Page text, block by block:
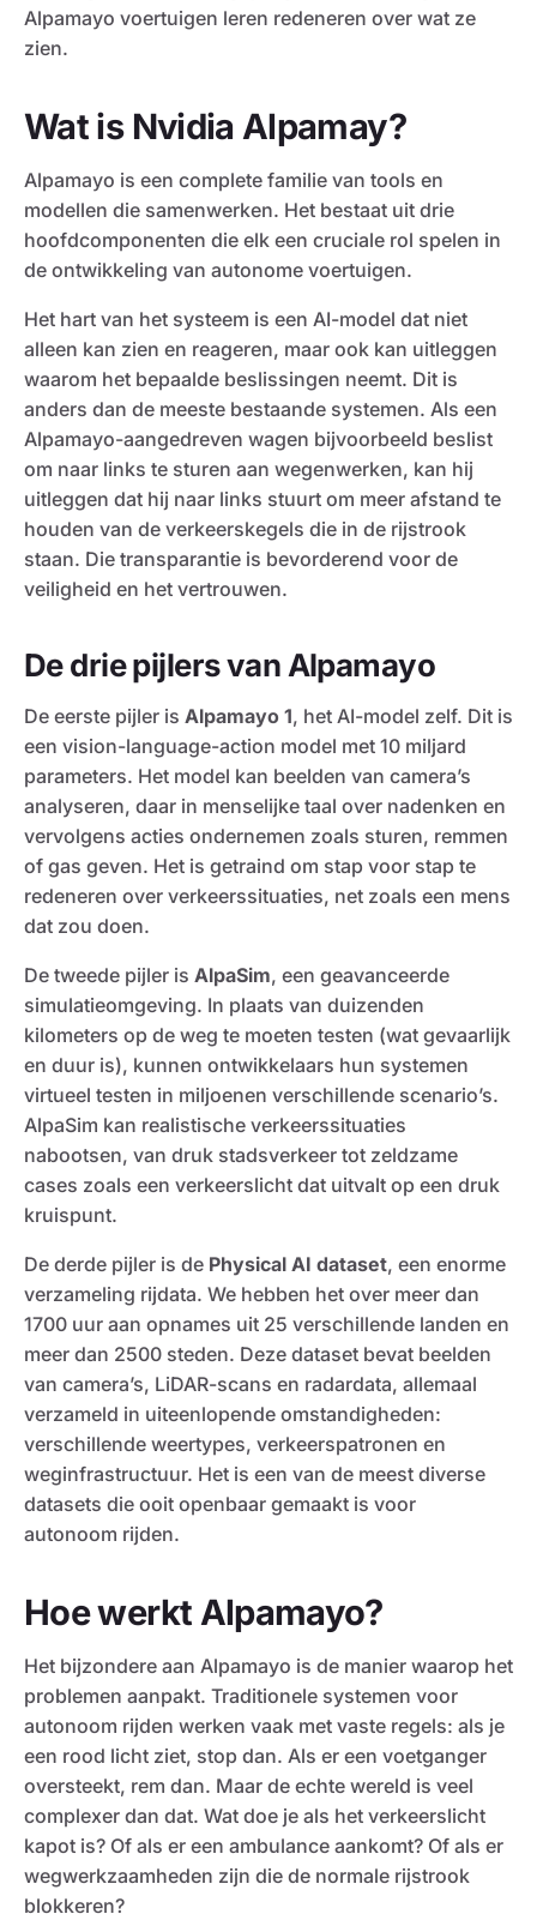
Alpamayo voertuigen leren redeneren over wat ze
zien.
Wat is Nvidia Alpamay?
Alpamayo is een complete familie van tools en
modellen die samenwerken. Het bestaat uit drie
hoofdcomponenten die elk een cruciale rol spelen in
de ontwikkeling van autonome voertuigen.
Het hart van het systeem is een AI-model dat niet
alleen kan zien en reageren, maar ook kan uitleggen
waarom het bepaalde beslissingen neemt. Dit is
anders dan de meeste bestaande systemen. Als een
Alpamayo-aangedreven wagen bijvoorbeeld beslist
om naar links te sturen aan wegenwerken, kan hij
uitleggen dat hij naar links stuurt om meer afstand te
houden van de verkeerskegels die in de rijstrook
staan. Die transparantie is bevorderend voor de
veiligheid en het vertrouwen.
De drie pijlers van Alpamayo
De eerste pijler is Alpamayo 1, het AI-model zelf. Dit is
een vision-language-action model met 10 miljard
parameters. Het model kan beelden van camera’s
analyseren, daar in menselijke taal over nadenken en
vervolgens acties ondernemen zoals sturen, remmen
of gas geven. Het is getraind om stap voor stap te
redeneren over verkeerssituaties, net zoals een mens
dat zou doen.
De tweede pijler is AlpaSim, een geavanceerde
simulatieomgeving. In plaats van duizenden
kilometers op de weg te moeten testen (wat gevaarlijk
en duur is), kunnen ontwikkelaars hun systemen
virtueel testen in miljoenen verschillende scenario’s.
AlpaSim kan realistische verkeerssituaties
nabootsen, van druk stadsverkeer tot zeldzame
cases zoals een verkeerslicht dat uitvalt op een druk
kruispunt.
De derde pijler is de Physical AI dataset, een enorme
verzameling rijdata. We hebben het over meer dan
1700 uur aan opnames uit 25 verschillende landen en
meer dan 2500 steden. Deze dataset bevat beelden
van camera’s, LiDAR-scans en radardata, allemaal
verzameld in uiteenlopende omstandigheden:
verschillende weertypes, verkeerspatronen en
weginfrastructuur. Het is een van de meest diverse
datasets die ooit openbaar gemaakt is voor
autonoom rijden.
Hoe werkt Alpamayo?
Het bijzondere aan Alpamayo is de manier waarop het
problemen aanpakt. Traditionele systemen voor
autonoom rijden werken vaak met vaste regels: als je
een rood licht ziet, stop dan. Als er een voetganger
oversteekt, rem dan. Maar de echte wereld is veel
complexer dan dat. Wat doe je als het verkeerslicht
kapot is? Of als er een ambulance aankomt? Of als er
wegwerkzaamheden zijn die de normale rijstrook
blokkeren?